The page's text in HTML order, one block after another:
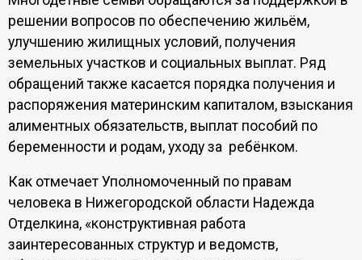
решении вопросов по обеспечению жильём,
улучшению жилищных условий, получения
земельных участков и социальных выплат. Ряд
обращений также касается порядка получения и
распоряжения материнским капиталом, взыскания
алиментных обязательств, выплат пособий по
беременности и родам, уходу за ребёнком.
Как отмечает Уполномоченный по правам
человека в Нижегородской области Надежда
Отделкина, «конструктивная работа
заинтересованных структур и ведомств,